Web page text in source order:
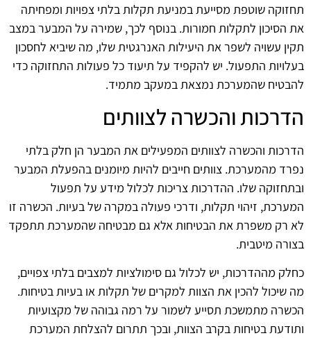
תחזוקה שוטפת מסייעת במניעת תקלות בלתי צפויות ומפחיתה
את הסיכון לתקלות חמורות. בנוסף לכך, שמירה על המבער במצב
תקין עשויה לשפר את היעילות האנרגטית שלו, מה שיביא לחסכון
בעלויות התפעול. יש להקפיד על תיעוד כל פעולות התחזוקה כדי
להבטיח שהמערכת נמצאת במעקב מתמיד.
הדרכות והכשרה לצוותים
הדרכות והכשרה לצוותים המפעילים את המבער הן חלק בלתי
נפרד מהמערכת. צוותים חייבים להיות מיומנים בהפעלת המבער
ובתחזוקה שלו. ההדרכות צריכות לכלול מידע על תפעול
המערכת, זיהוי תקלות, ודרכי פעולה במקרה של בעיות. הכשרה זו
לא רק משפרת את הבטיחות אלא גם מבטיחה שהמערכת תתפקד
בצורה מיטבית.
כחלק מההדרכות, יש לכלול גם סימולציות למצבים בלתי צפויים,
מה שיכול להכין את הצוות למקרים של תקלות או בעיות בטיחות.
הכשרה מתמשכת תסייע לשמור על רמה גבוהה של מקצועיות
ותודעת בטיחות בקרב הצוות, ובכך תתרום להצלחת המערכת